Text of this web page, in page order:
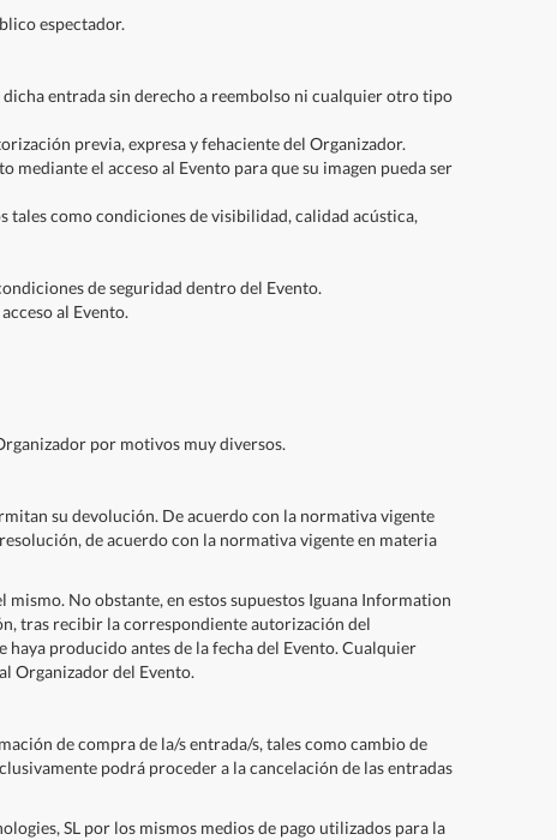
espectador.
entrada sin derecho a reembolso ni cualquier otro tipo
previa, expresa y fehaciente del Organizador.
el acceso al Evento para que su imagen pueda ser
tales como condiciones de visibilidad, calidad acústica,
de seguridad dentro del Evento.
al Evento.
por motivos muy diversos.
su devolución. De acuerdo con la normativa vigente
de acuerdo con la normativa vigente en materia
No obstante, en estos supuestos Iguana Information
tras recibir la correspondiente autorización del
haya producido antes de la fecha del Evento. Cualquier
Organizador del Evento.
de compra de la/s entrada/s, tales como cambio de
podrá proceder a la cancelación de las entradas
SL por los mismos medios de pago utilizados para la